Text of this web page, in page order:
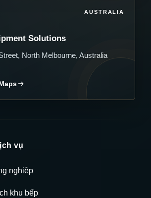
AUSTRALIA
Solutions
North Melbourne, Australia
vụ
nghiệp
khu bếp